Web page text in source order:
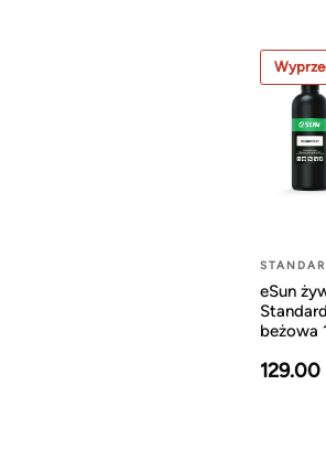
eSun
beżowa
129.00